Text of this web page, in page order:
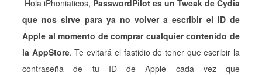
Hola iPhoniaticos, PasswordPilot es un Tweak de Cydia
que nos sirve para ya no volver a escribir el ID de
Apple al momento de comprar cualquier contenido de
la AppStore. Te evitará el fastidio de tener que escribir la
contraseña de tu ID de Apple cada vez que